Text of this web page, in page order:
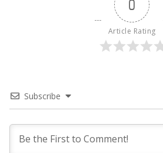
0
Article Rating
Subscribe